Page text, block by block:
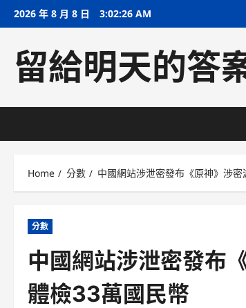
Skip2026 年 8 月 8 日 3:02:27 AM
留給明天的答
Home 分數 中國網站涉泄密發布《原神》涉
分數
中國網站涉泄密發布
體檢33萬國民幣